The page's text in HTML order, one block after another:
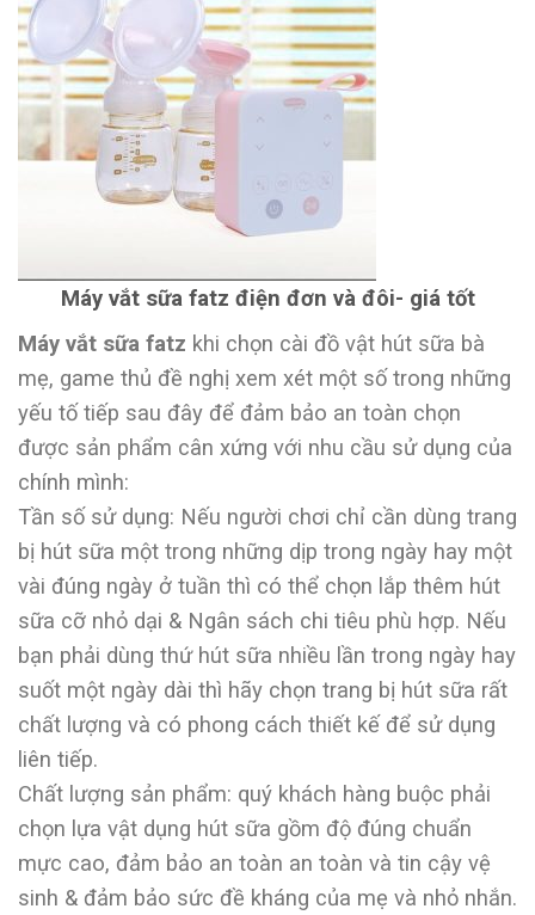
Máy vắt sữa fatz điện đơn và đôi- giá tốt
Máy vắt sữa fatz khi chọn cài đồ vật hút sữa bà
mẹ, game thủ đề nghị xem xét một số trong những
yếu tố tiếp sau đây để đảm bảo an toàn chọn
được sản phẩm cân xứng với nhu cầu sử dụng của
chính mình:
Tần số sử dụng: Nếu người chơi chỉ cần dùng trang
bị hút sữa một trong những dịp trong ngày hay một
vài đúng ngày ở tuần thì có thể chọn lắp thêm hút
sữa cỡ nhỏ dại & Ngân sách chi tiêu phù hợp. Nếu
bạn phải dùng thứ hút sữa nhiều lần trong ngày hay
suốt một ngày dài thì hãy chọn trang bị hút sữa rất
chất lượng và có phong cách thiết kế để sử dụng
liên tiếp.
Chất lượng sản phẩm: quý khách hàng buộc phải
chọn lựa vật dụng hút sữa gồm độ đúng chuẩn
mực cao, đảm bảo an toàn an toàn và tin cậy vệ
sinh & đảm bảo sức đề kháng của mẹ và nhỏ nhắn.